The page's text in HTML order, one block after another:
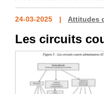
24-03-2025 Attitudes
Les circuits